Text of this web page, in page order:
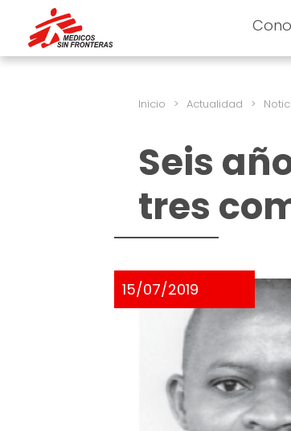
Inicio > Actualidad >
Seis
tres
15/07/2019